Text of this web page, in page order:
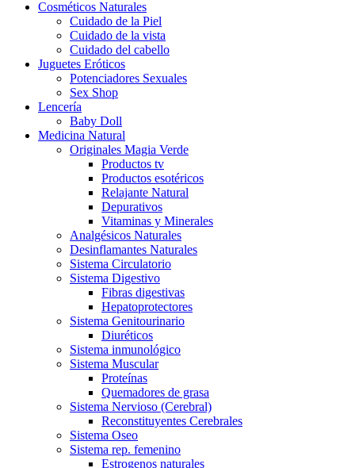
Cosméticos Naturales
Cuidado de la Piel
Cuidado de la vista
Cuidado del cabello
Juguetes Eróticos
Potenciadores Sexuales
Sex Shop
Lencería
Baby Doll
Medicina Natural
Originales Magia Verde
Productos tv
Productos esotéricos
Relajante Natural
Depurativos
Vitaminas y Minerales
Analgésicos Naturales
Desinflamantes Naturales
Sistema Circulatorio
Sistema Digestivo
Fibras digestivas
Hepatoprotectores
Sistema Genitourinario
Diuréticos
Sistema inmunológico
Sistema Muscular
Proteínas
Quemadores de grasa
Sistema Nervioso (Cerebral)
Reconstituyentes Cerebrales
Sistema Oseo
Sistema rep. femenino
Estrogenos naturales